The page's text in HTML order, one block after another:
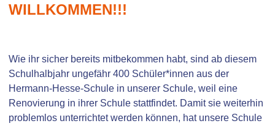
ILLKOMMEN!!!
Wie ihr sicher bereits mitbekommen habt, sind ab diesem
Schulhalbjahr ungefähr 400 Schüler*innen aus der
Hermann-Hesse-Schule in unserer Schule, weil eine
Renovierung in ihrer Schule stattfindet. Damit sie weiterhin
problemlos unterrichtet werden können, hat unsere Schule